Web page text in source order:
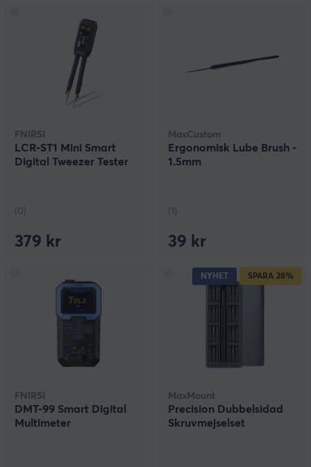
FNIRSI
LCR-ST1 Mini Smart
Digital Tweezer Tester
(0)
379 kr
MaxCustom
Ergonomisk Lube Brush -
1.5mm
(1)
39 kr
FNIRSI
DMT-99 Smart Digital
Multimeter
NYHET SPARA 28%
MaxMount
Precision Dubbel­sidad
Skruvmejselset